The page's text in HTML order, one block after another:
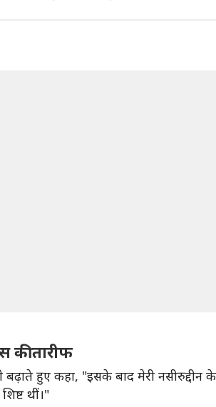
की तारीफ
हुए कहा, "इसके बाद मेरी नसीरुद्दीन
थीं।"